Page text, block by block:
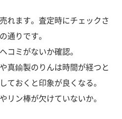
れます。査定時にチェックさ
通りです。
コミがないか確認。
真鍮製のりんは時間が経つと
ておくと印象が良くなる。
リン棒が欠けていないか。